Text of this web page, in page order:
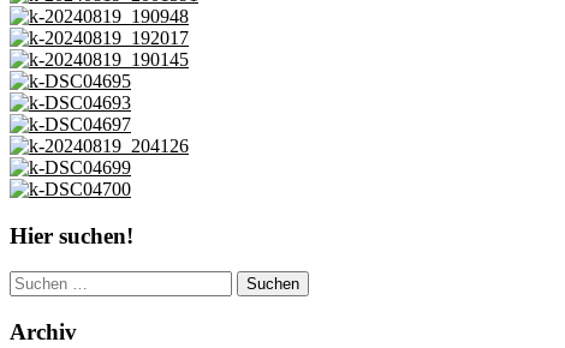
Hier suchen!
Suchen
nach:
Archiv